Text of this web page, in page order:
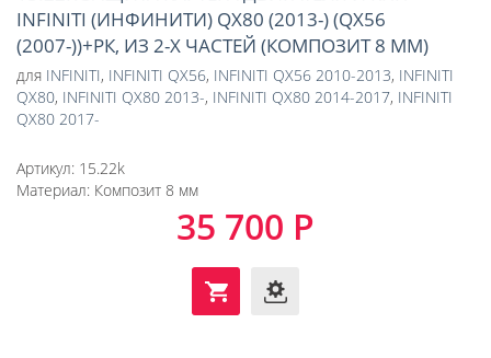
INFINITI (ИНФИНИТИ) QX80 (2013-) (QX56
(2007-))+РК, ИЗ 2-Х ЧАСТЕЙ (КОМПОЗИТ 8 ММ)
для INFINITI, INFINITI QX56, INFINITI QX56 2010-2013, INFINITI
QX80, INFINITI QX80 2013-, INFINITI QX80 2014-2017, INFINITI
QX80 2017-
Артикул: 15.22k
Материал: Композит 8 мм
35 700 Р